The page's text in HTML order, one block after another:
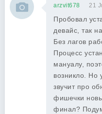
arzvit678 21
Пробовал
девайс, так
Без лагов
Процесс
мануалу,
возникло. Но
звучит про
фишечки
финал?